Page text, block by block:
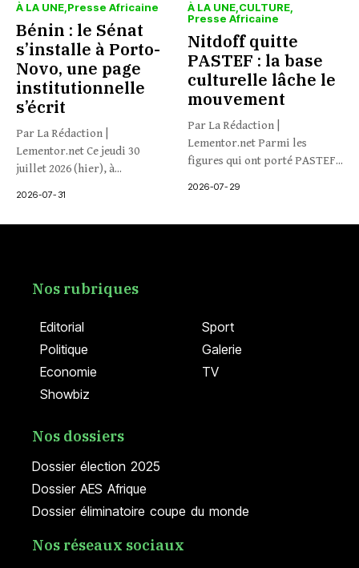
À LA UNE Presse Africaine
Bénin : le Sénat
s’installe à Porto-
Novo, une page
institutionnelle
s’écrit
Par La Rédaction |
Lementor.net Ce jeudi 30
juillet 2026 (hier), à...
2026-07-31
À LA UNE CULTURE
Presse Africaine
Nitdoff quitte
PASTEF : la base
culturelle lâche le
mouvement
Par La Rédaction |
Lementor.net Parmi les
figures qui ont porté PASTEF...
2026-07-29
Editorial
Politique
Economie
Showbiz
Sport
Galerie
TV
Nos rubriques
Dossier élection 2025
Dossier AES Afrique
Dossier éliminatoire coupe du monde
Nos dossiers
Nos réseaux sociaux